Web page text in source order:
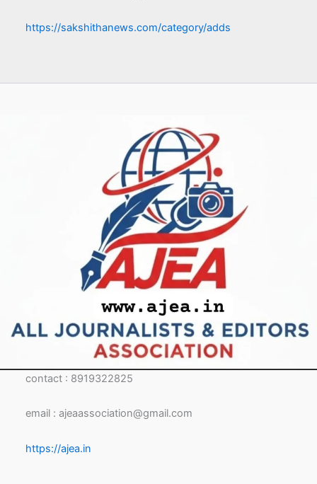
https://sakshithanews.com/category/adds
contact : 8919322825
email : ajeaassociation@gmail.com
https://ajea.in